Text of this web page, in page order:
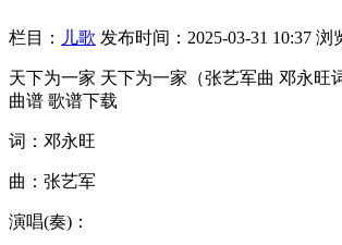
栏目： 儿歌 发布时间：2025-03-31 10:37 浏
天下为一家 天下为一家（张艺军曲 邓永旺
曲谱 歌谱下载
词：邓永旺
曲：张艺军
演唱(奏)：